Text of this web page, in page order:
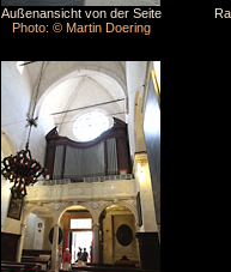
Außenansicht von der Seite
Photo: © Martin Doering